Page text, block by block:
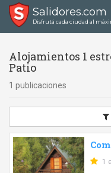
Salidores.com
Disfrutá cada ciudad al
Alojamientos 1
Patio
1 publicaciones
1